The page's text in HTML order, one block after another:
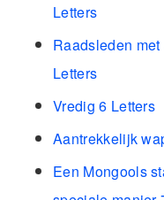
Letters
Raadsleden
Letters
Vredig 6 Letters
Aantrekkelijk
Een Mongools